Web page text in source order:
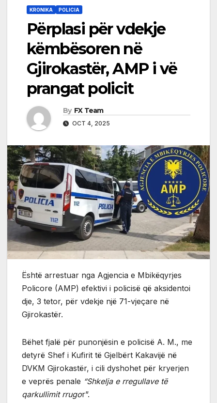
KRONIKA POLICIA
Përplasi për vdekje
këmbësoren në
Gjirokastër, AMP i vë
prangat policit
By FX Team
OCT 4, 2025
Është arrestuar nga Agjencia e Mbikëqyrjes
Policore (AMP) efektivi i policisë që aksidentoi
dje, 3 tetor, për vdekje një 71-vjeçare në
Gjirokastër.
Bëhet fjalë për punonjësin e policisë A. M., me
detyrë Shef i Kufirit të Gjelbërt Kakavijë në
DVKM Gjirokastër, i cili dyshohet për kryerjen
e veprës penale “Shkelja e rregullave të
qarkullimit rrugor”.